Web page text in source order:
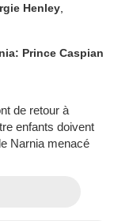
Henley
Prince Caspian
de retour à
enfants doivent
Narnia menacé